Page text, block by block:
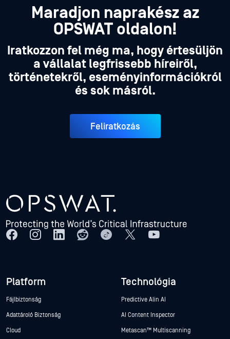
Maradjon naprakész az
OPSWAT oldalon!
Iratkozzon fel még ma, hogy értesüljön
a vállalat legfrissebb híreiről,
történetekről, eseményinformációkról
és sok másról.
Feliratkozás
Platform
Fájlbiztonság
Adattároló Biztonság
Cloud
Technológia
Predictive Alin AI
AI Content Inspector
Metascan™ Multiscanning